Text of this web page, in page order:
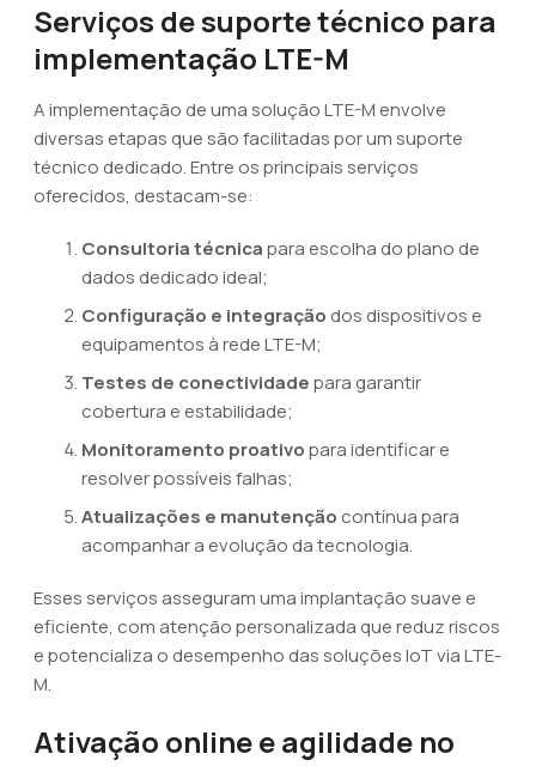
Serviços de suporte técnico para
implementação LTE-M
A implementação de uma solução LTE-M envolve
diversas etapas que são facilitadas por um suporte
técnico dedicado. Entre os principais serviços
oferecidos, destacam-se:
Consultoria técnicapara escolha do plano de
dados dedicado ideal;
Configuração e integração dos dispositivos e
equipamentos à rede LTE-M;
Testes de conectividadepara garantir
cobertura e estabilidade;
Monitoramento proativopara identificar e
resolver possíveis falhas;
Atualizações e manutenção contínua para
acompanhar a evolução da tecnologia.
Esses serviços asseguram uma implantação suave e
eficiente, com atenção personalizada que reduz riscos
e potencializa o desempenho das soluções IoT via LTE-
M.
Ativação online e agilidade no